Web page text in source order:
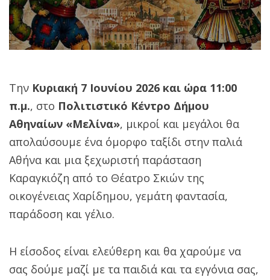
Την Κυριακή 7 Ιουνίου 2026 και ώρα 11:00
π.μ., στο Πολιτιστικό Κέντρο Δήμου
Αθηναίων «Μελίνα», μικροί και μεγάλοι θα
απολαύσουμε ένα όμορφο ταξίδι στην παλιά
Αθήνα και μια ξεχωριστή παράσταση
Καραγκιόζη από το Θέατρο Σκιών της
οικογένειας Χαρίδημου, γεμάτη φαντασία,
παράδοση και γέλιο.
Η είσοδος είναι ελεύθερη και θα χαρούμε να
σας δούμε μαζί με τα παιδιά και τα εγγόνια σας,